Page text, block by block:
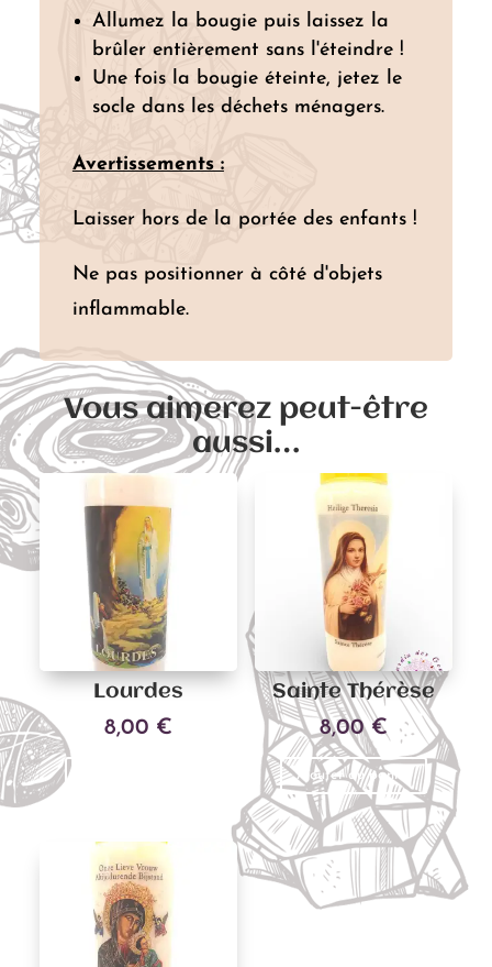
Allumez la bougie puis laissez la
brûler entièrement sans l'éteindre !
Une fois la bougie éteinte, jetez le
socle dans les déchets ménagers.
Avertissements :
Laisser hors de la portée des enfants !
Ne pas positionner à côté d'objets
inflammable.
Vous aimerez peut-être
aussi…
Lourdes
8,00 €
Sainte Thérèse
8,00 €
Ajouter au panier